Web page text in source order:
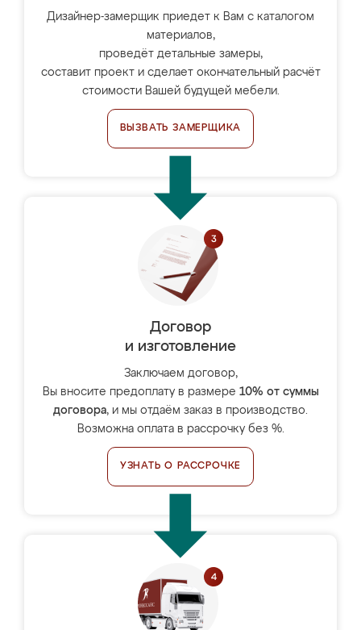
Дизайнер-замерщик приедет к Вам с каталогом
материалов,
проведёт детальные замеры,
составит проект и сделает окончательный расчёт
стоимости Вашей будущей мебели.
ВЫЗВАТЬ ЗАМЕРЩИКА
Договор
и изготовление
Заключаем договор,
Вы вносите предоплату в размере 10% от суммы
договора, и мы отдаём заказ в производство.
Возможна оплата в рассрочку без %.
УЗНАТЬ О РАССРОЧКЕ